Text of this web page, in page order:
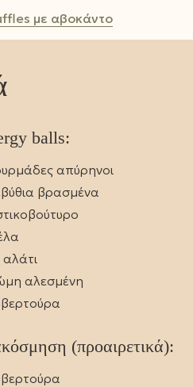
με αβοκάντο
balls:
απύρηνοι
βρασμένα
αλάτι
αλεσμένη
(προαιρετικά):